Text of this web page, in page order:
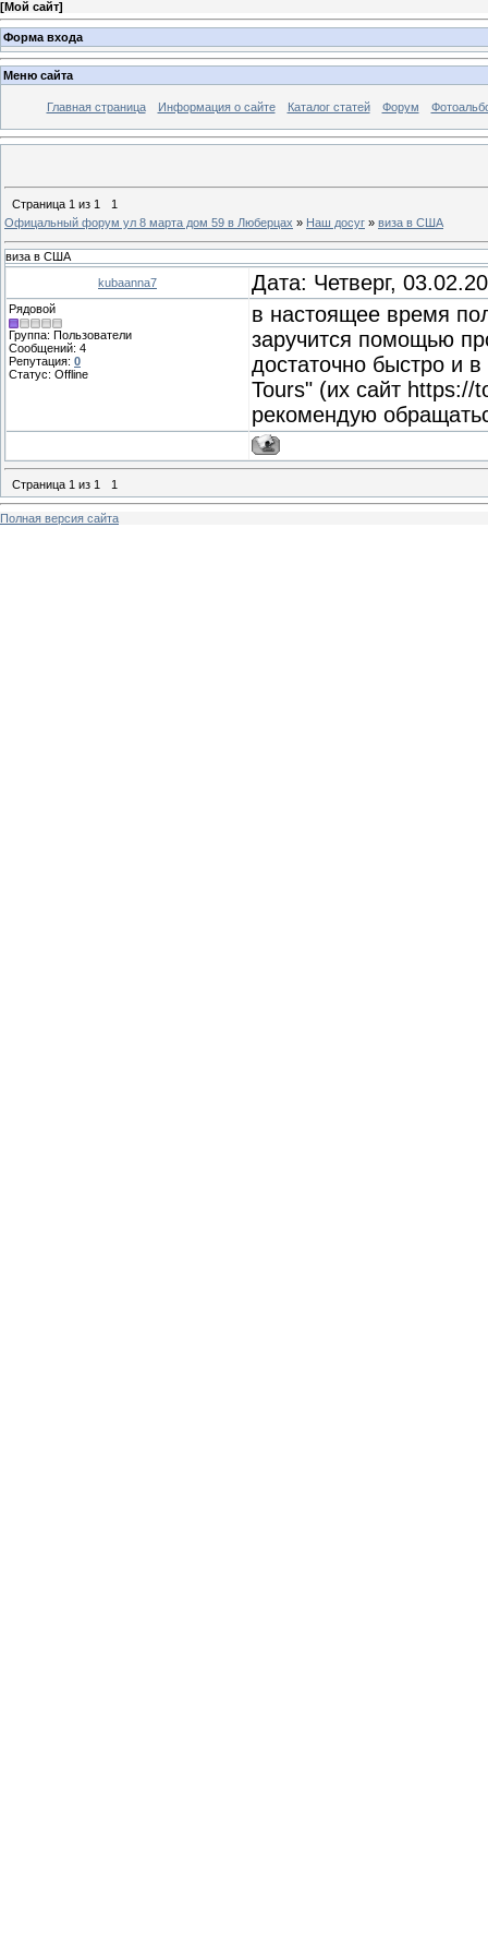
[Мой сайт]
Форма входа
Меню сайта
Главная страница Информация о сайте Каталог статей Форум
Страница 1 из 1
1
Офицальный форум ул 8 марта дом 59 в Люберцах » Наш досуг » виза в США
виза в США
kubaanna7
Дата: Четверг,
Рядовой
Группа: Пользователи
Сообщений: 4
Репутация: 0
Статус: Offline
в настоящее время
заручится помощью
достаточно быстро и
Tours" (их сайт
рекомендую
Страница 1 из 1 1
Полная версия сайта